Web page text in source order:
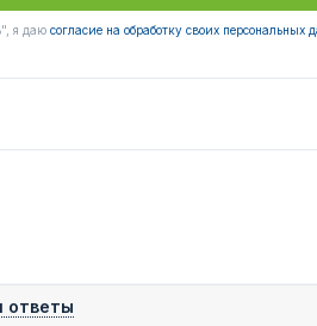
я даю согласие на обработку своих персональных
ответы